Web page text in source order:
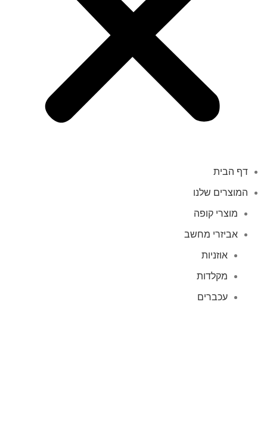
דף הבית
המוצרים שלנו
מוצרי קופה
אביזרי מחשב
אוזניות
מקלדות
עכברים